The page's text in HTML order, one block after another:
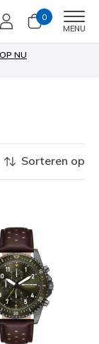
0
MENU
NU
Sorteren op